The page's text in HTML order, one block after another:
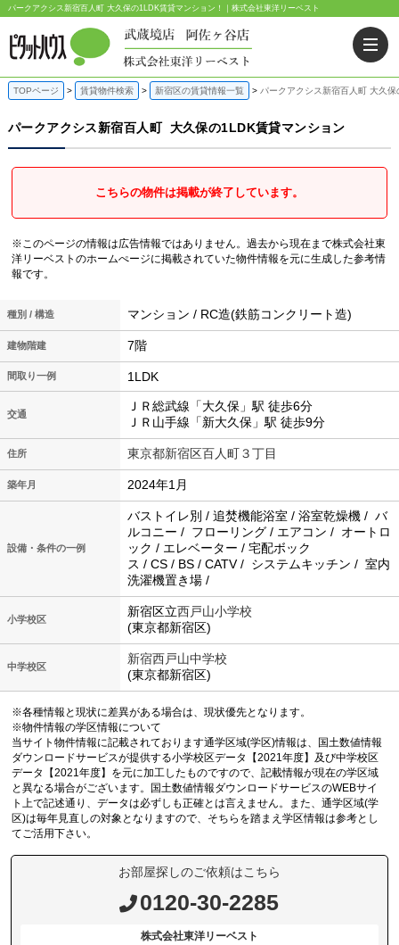
パークアクシス新宿百人町 大久保の1LDK賃貸マンション！｜株式会社東洋リーベスト
TOPページ 賃貸物件検索 新宿区の賃貸情報一覧 パークアクシス新宿百人町 大久
パークアクシス新宿百人町 大久保の1LDK賃貸マンション
こちらの物件は掲載が終了しています。
※このページの情報は広告情報ではありません。過去から現在まで株式会社東
洋リーベストのホームぺージに掲載されていた物件情報を元に生成した参考情
報です。
種別 / 構造 マンション / RC造(鉄筋コンクリート造)
建物階建 7階
間取り一例 1LDK
交通
ＪＲ総武線「大久保」駅 徒歩6分
ＪＲ山手線「新大久保」駅 徒歩9分
住所 東京都新宿区百人町３丁目
築年月 2024年1月
設備・条件の一例
バストイレ別 / 追焚機能浴室 / 浴室乾燥機 / バ
ルコニー / フローリング / エアコン / オートロ
ック / エレベーター / 宅配ボック
ス / CS / BS / CATV / システムキッチン / 室内
洗濯機置き場 /
小学校区
新宿区立西戸山小学校
(東京都新宿区)
中学校区
新宿西戸山中学校
(東京都新宿区)
※各種情報と現状に差異がある場合は、現状優先となります。
※物件情報の学区情報について
当サイト物件情報に記載されております通学区域(学区)情報は、国土数値情報
ダウンロードサービスが提供する小学校区データ【2021年度】及び中学校区
データ【2021年度】を元に加工したものですので、記載情報が現在の学区域
と異なる場合がございます。国土数値情報ダウンロードサービスのWEBサイ
ト上で記述通り、データは必ずしも正確とは言えません。また、通学区域(学
区)は毎年見直しの対象となりますので、そちらを踏まえ学区情報は参考とし
てご活用下さい。
お部屋探しのご依頼はこちら
0120-30-2285
株式会社東洋リーベスト